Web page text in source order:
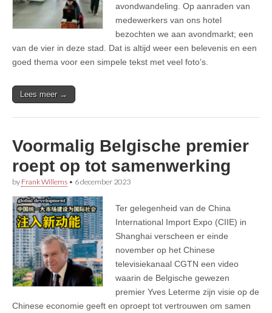
avondwandeling. Op aanraden van
medewerkers van ons hotel
bezochten we aan avondmarkt; een
van de vier in deze stad. Dat is altijd weer een belevenis en een
goed thema voor een simpele tekst met veel foto’s.
Lees meer →
Voormalig Belgische premier
roept op tot samenwerking
by Frank Willems • 6 december 2023
Ter gelegenheid van de China
International Import Expo (CIIE) in
Shanghai verscheen er einde
november op het Chinese
televisiekanaal CGTN een video
waarin de Belgische gewezen
premier Yves Leterme zijn visie op de
Chinese economie geeft en oproept tot vertrouwen om samen